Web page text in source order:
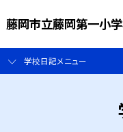
藤岡市立藤岡第一小
学校日記メニュー